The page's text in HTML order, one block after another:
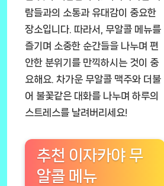
람들과의 소통과 유대감이 중요한
장소입니다. 따라서, 무알콜 메뉴를
즐기며 소중한 순간들을 나누며 편
안한 분위기를 만끽하시는 것이 중
요해요. 차가운 무알콜 맥주와 더불
어 불꽃같은 대화를 나누며 하루의
스트레스를 날려버리세요!
추천 이자카야 무
알콜 메뉴